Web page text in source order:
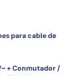
para cable de
+ Conmutador /